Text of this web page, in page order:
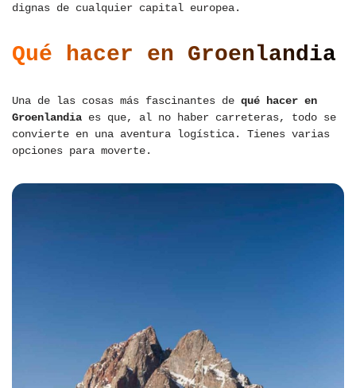
dignas de cualquier capital europea.
Qué hacer en Groenlandia
Una de las cosas más fascinantes de qué hacer en
Groenlandia es que, al no haber carreteras, todo se
convierte en una aventura logística. Tienes varias
opciones para moverte.